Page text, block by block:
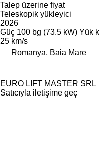
Talep üzerine fiyat
Teleskopik yükleyici
2026
Güç 100 bg (73.5 kW) Yük
25 km/s
Romanya, Baia Mare
EURO LIFT MASTER SRL
Satıcıyla iletişime geç